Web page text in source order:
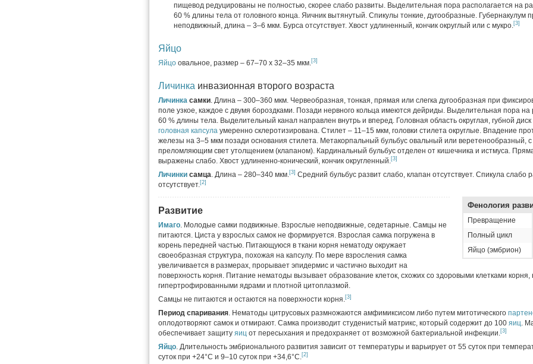
пищевод редуцированы не полностью, скорее слабо развиты. Выделительная пора располагается на
60 % длины тела от головного конца. Яичник вытянутый. Спикулы тонкие, дугообразные. Губернакулум
неподвижный, длина – 3–6 мкм. Бурса отсутствует. Хвост удлиненный, кончик округлый или с мукро.[3]
Яйцо
Яйцо овальное, размер – 67–70 х 32–35 мкм.[3]
Личинка инвазионная второго возраста
Личинка самки. Длина – 300–360 мкм. Червеобразная, тонкая, прямая или слегка дугообразная при
поле узкое, каждое с двумя бороздками. Позади нервного кольца имеются дейриды. Выделительная пора на
60 % длины тела. Выделительный канал направлен внутрь и вперед. Головная область округлая, губной
головная капсула умеренно склеротизирована. Стилет – 11–15 мкм, головки стилета округлые. Впадение
железы на 3–5 мкм позади основания стилета. Метакорпальный бульбус овальный или веретенообразный,
преломляющим свет утолщением (клапаном). Кардинальный бульбус отделен от кишечника и истмуса.
выражены слабо. Хвост удлиненно-конический, кончик округленный.[3]
Личинки самца. Длина – 280–340 мкм.[3] Средний бульбус развит слабо, клапан отсутствует. Спикула слабо
отсутствует.[2]
Фенология
Превращение
Полный цикл
Яйцо (эмбрион)
Развитие
Имаго. Молодые самки подвижные. Взрослые неподвижные, седетарные. Самцы не
питаются. Циста у взрослых самок не формируется. Взрослая самка погружена в
корень передней частью. Питающуюся в ткани корня нематоду окружает
своеобразная структура, похожая на капсулу. По мере взросления самка
увеличивается в размерах, прорывает эпидермис и частично выходит на
поверхность корня. Питание нематоды вызывает образование клеток, схожих со здоровыми клетками корня,
гипертрофированными ядрами и плотной цитоплазмой.
Самцы не питаются и остаются на поверхности корня.[3]
Период спаривания. Нематоды цитрусовых размножаются амфимиксисом либо путем митотического
оплодотворяют самок и отмирают. Самка производит студенистый матрикс, который содержит до 100 яиц.
обеспечивает защиту яиц от пересыхания и предохраняет от возможной бактериальной инфекции.[3]
Яйцо. Длительность эмбрионального развития зависит от температуры и варьирует от 55 суток при
суток при +24°C и 9–10 суток при +34,6°C.[2]